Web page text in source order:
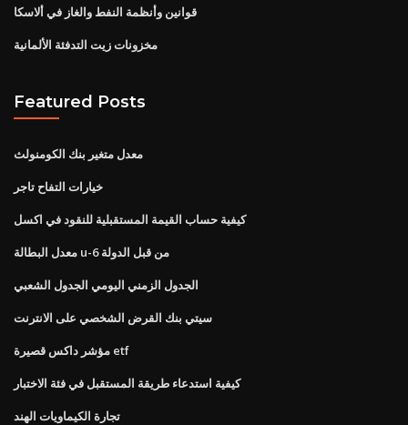
قوانين وأنظمة النفط والغاز في ألاسكا
مخزونات زيت التدفئة الألمانية
Featured Posts
معدل متغير بنك الكومنولث
خيارات التفاح تاجر
كيفية حساب القيمة المستقبلية للنقود في اكسل
معدل البطالة u-6 من قبل الدولة
الجدول الزمني اليومي الجدول الشعبي
سيتي بنك القرض الشخصي على الانترنت
مؤشر داكس قصيرة etf
كيفية استدعاء طريقة المستقبل في فئة الاختبار
تجارة الكيماويات الهند